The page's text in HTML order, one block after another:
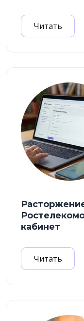
Читать
кабинет
Читать